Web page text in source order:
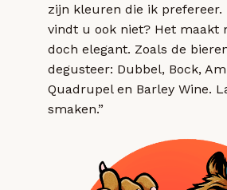
zijn kleuren die ik prefereer.
vindt u ook niet? Het maakt
doch elegant. Zoals de
degusteer: Dubbel, Bock,
Quadrupel en Barley Wine.
smaken.”